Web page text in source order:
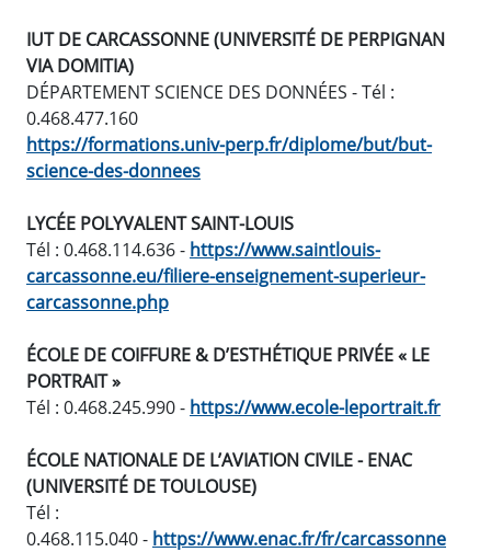
IUT DE CARCASSONNE (UNIVERSITÉ DE PERPIGNAN
VIA DOMITIA)
DÉPARTEMENT SCIENCE DES DONNÉES - Tél :
0.468.477.160
https://formations.univ-perp.fr/diplome/but/but-
science-des-donnees
LYCÉE POLYVALENT SAINT-LOUIS
Tél : 0.468.114.636 - https://www.saintlouis-
carcassonne.eu/filiere-enseignement-superieur-
carcassonne.php
ÉCOLE DE COIFFURE & D’ESTHÉTIQUE PRIVÉE « LE
PORTRAIT »
Tél : 0.468.245.990 - https://www.ecole-leportrait.fr
ÉCOLE NATIONALE DE L’AVIATION CIVILE - ENAC
(UNIVERSITÉ DE TOULOUSE)
Tél :
0.468.115.040 - https://www.enac.fr/fr/carcassonne